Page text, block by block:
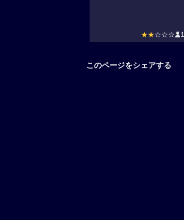
★★☆☆☆ 1
このページをシェアする